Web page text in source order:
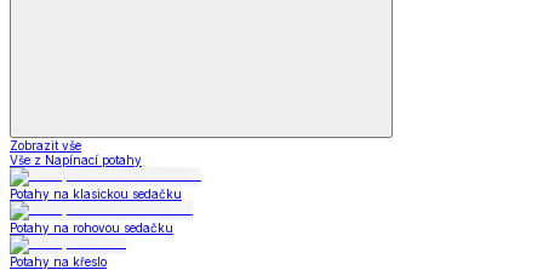
Zobrazit vše
Vše z Napínací potahy
Potahy na klasickou sedačku
Potahy na rohovou sedačku
Potahy na křeslo